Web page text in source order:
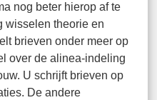
nog beter hierop af te
wisselen theorie en
brieven onder meer op
over de alinea-indeling
U schrijft brieven op
De andere